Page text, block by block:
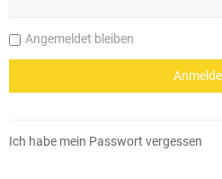
Angemeldet bleiben
Ich habe mein Passwort vergessen